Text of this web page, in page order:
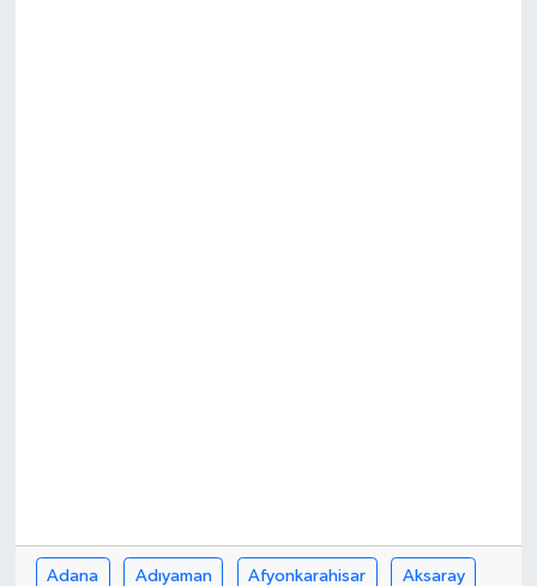
Adana Adıyaman Afyonkarahisar Aksaray